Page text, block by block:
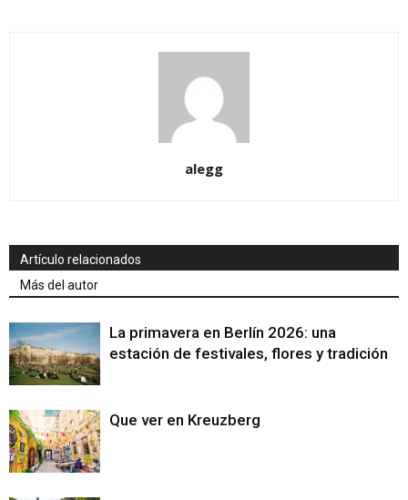
alegg
Artículo relacionados
Más del autor
La primavera en Berlín 2026: una
estación de festivales, flores y tradición
Que ver en Kreuzberg